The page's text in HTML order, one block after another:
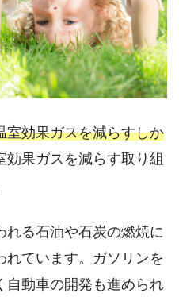
室効果ガスを減らすしか
効果ガスを減らす取り組
れる石油や石炭の燃焼に
れています。ガソリンを
自動車の開発も進められ